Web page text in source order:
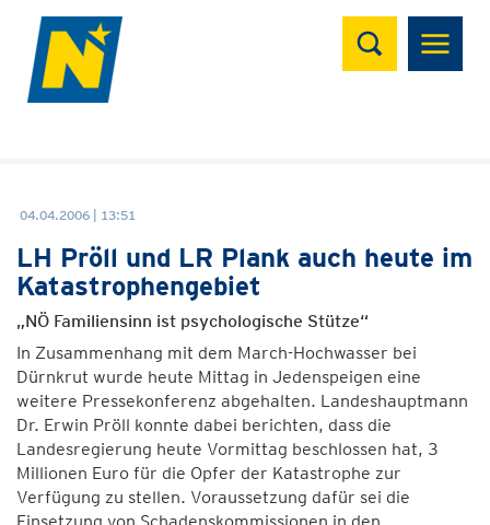
Suchen
04.04.2006 | 13:51
LH Pröll und LR Plank auch heute im
Katastrophengebiet
„NÖ Familiensinn ist psychologische Stütze“
In Zusammenhang mit dem March-Hochwasser bei
Dürnkrut wurde heute Mittag in Jedenspeigen eine
weitere Pressekonferenz abgehalten. Landeshauptmann
Dr. Erwin Pröll konnte dabei berichten, dass die
Landesregierung heute Vormittag beschlossen hat, 3
Millionen Euro für die Opfer der Katastrophe zur
Verfügung zu stellen. Voraussetzung dafür sei die